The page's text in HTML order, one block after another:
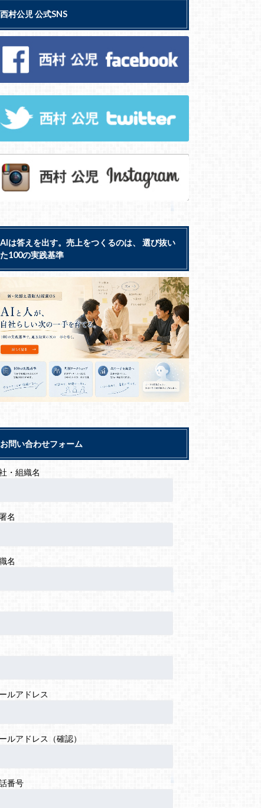
西村公児 公式SNS
AIは答えを出す。売上をつくるのは、 選び抜い
た100の実践基準
お問い合わせフォーム
・組織名
名
名
ルアドレス
ルアドレス（確認）
番号